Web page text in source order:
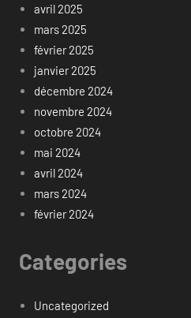
avril 2025
mars 2025
février 2025
janvier 2025
décembre 2024
novembre 2024
octobre 2024
mai 2024
avril 2024
mars 2024
février 2024
Categories
Uncategorized